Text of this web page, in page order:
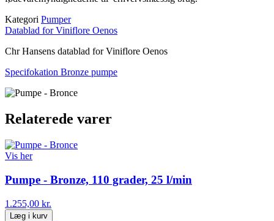
Kategori Pumper
Datablad for Viniflore Oenos
Chr Hansens datablad for Viniflore Oenos
Specifokation Bronze pumpe
Relaterede varer
Vis her
Pumpe - Bronze, 110 grader, 25 l/min
1.255,00 kr.
Læg i kurv